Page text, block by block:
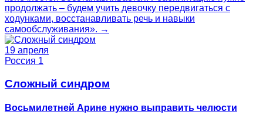
продолжать – будем учить девочку передвигаться с
ходунками, восстанавливать речь и навыки
самообслуживания». →
19 апреля
Россия 1
Сложный синдром
Восьмилетней Арине нужно выправить челюсти